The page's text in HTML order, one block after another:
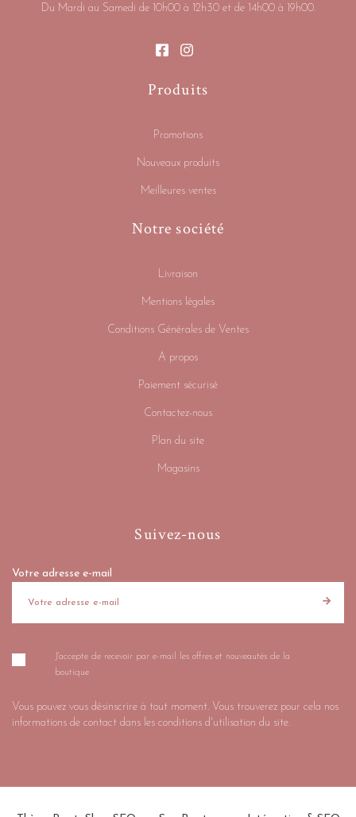
Du Mardi au Samedi de 10h00 à 12h30 et de 14h00 à 19h00.
Produits
Promotions
Nouveaux produits
Meilleures ventes
Notre société
Livraison
Mentions légales
Conditions Générales de Ventes
A propos
Paiement sécurisé
Contactez-nous
Plan du site
Magasins
Suivez-nous
Votre adresse e-mail
J'accepte de recevoir par e-mail les offres et nouveautés de la
boutique
Vous pouvez vous désinscrire à tout moment. Vous trouverez pour cela nos
informations de contact dans les conditions d'utilisation du site.